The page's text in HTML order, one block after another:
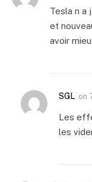
Tesla n a
et
avoir
SGL on
Les
les